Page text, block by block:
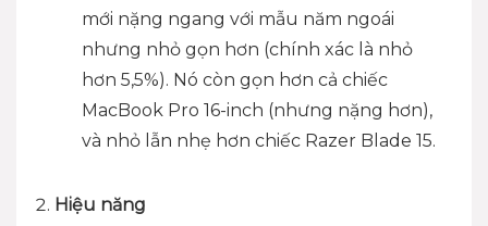
mới nặng ngang với mẫu năm ngoái
nhưng nhỏ gọn hơn (chính xác là nhỏ
hơn 5,5%). Nó còn gọn hơn cả chiếc
MacBook Pro 16-inch (nhưng nặng hơn),
và nhỏ lẫn nhẹ hơn chiếc Razer Blade 15.
Hiệu năng